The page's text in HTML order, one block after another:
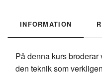
INFORMATION
På denna kurs
den teknik som